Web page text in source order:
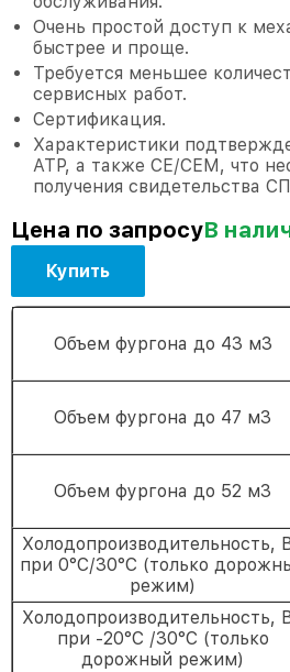
Очень простой доступ к
быстрее и проще.
Требуется меньшее
сервисных работ.
Сертификация.
Характеристики
АТР, а также СЕ/СЕМ, что
получения свидетельства
Цена по запросуВ
Купить
Объем фургона до 43 м3
Объем фургона до 47 м3
Объем фургона до 52 м3
Холодопроизводительность,
при 0°C/30°C (только
режим)
Холодопроизводительность,
при -20°C /30°C (только
дорожный режим)